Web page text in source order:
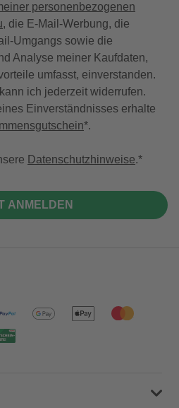
personenbezogenen
, die E-Mail-Werbung, die
Umgangs sowie die
Analyse meiner Kaufdaten,
umfasst, einverstanden.
ich jederzeit widerrufen.
Einverständnisses erhalte
*.
Datenschutzhinweise.
ANMELDEN